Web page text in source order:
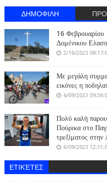
ΔΗΜΟΦΙΛΗ
16
Δομένικου
2/16/2023
Με μεγάλη
εικόνες η
6/09/2023
Πολύ καλή
Πούρικα στο
τρεξίματος στην
6/09/2023
ΕΤΙΚΈΤΕΣ